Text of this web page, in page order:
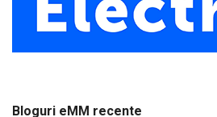
Bloguri eMM recente